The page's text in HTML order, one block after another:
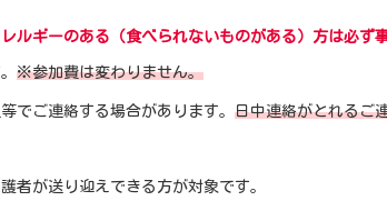
ルギーのある（食べられないものがある）方は必ず
※参加費は変わりません。
でご連絡する場合があります。 日中連絡がとれるご
者が送り迎えできる方が対象です。